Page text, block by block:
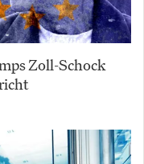
Zoll-Schock